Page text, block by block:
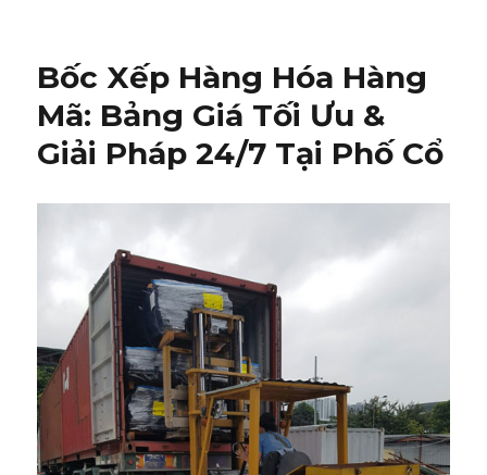
Bốc Xếp Hàng Hóa Hàng
Mã: Bảng Giá Tối Ưu &
Giải Pháp 24/7 Tại Phố Cổ